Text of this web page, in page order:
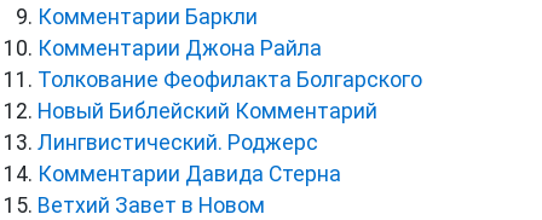
Комментарии Баркли
Комментарии Джона Райла
Толкование Феофилакта Болгарского
Новый Библейский Комментарий
Лингвистический. Роджерс
Комментарии Давида Стерна
Ветхий Завет в Новом